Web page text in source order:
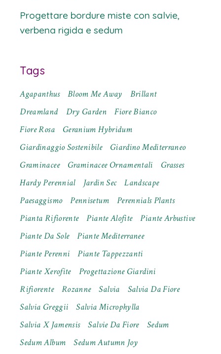
Progettare bordure miste con salvie,
verbena rigida e sedum
Tags
Agapanthus Bloom Me Away
Brillant
Dreamland
Dry Garden
Fiore Bianco
Fiore Rosa
Geranium Hybridum
Giardinaggio Sostenibile
Giardino Mediterraneo
Graminacee
Graminacee Ornamentali
Grasses
Hardy Perennial
Jardin Sec
Landscape
Paesaggismo
Pennisetum
Perennials Plants
Pianta Rifiorente
Piante Alofite
Piante Arbustive
Piante Da Sole
Piante Mediterranee
Piante Perenni
Piante Tappezzanti
Piante Xerofite
Progettazione Giardini
Rifiorente
Rozanne Salvia
Salvia Da Fiore
Salvia Greggii
Salvia Microphylla
Salvia X Jamensis
Salvie Da Fiore
Sedum
Sedum Album
Sedum Autumn Joy